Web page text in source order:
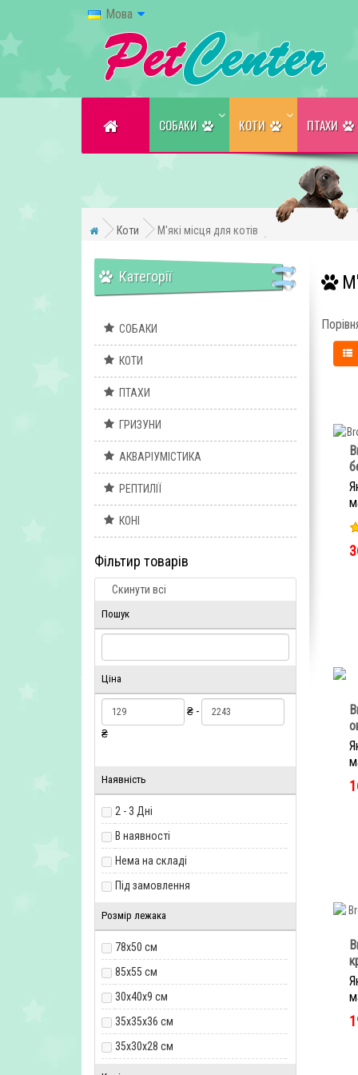
Мова
CОБАКИ КОТИ ПТАХИ
Коти М'які місця для котів
Категорії
CОБАКИ
КОТИ
ПТАХИ
ГРИЗУНИ
АКВАРІУМІСТИКА
РЕПТИЛІЇ
КОНІ
Фільтир товарів
Скинути всі
Пошук
Ціна
₴ -
₴
Наявність
2 - 3 Дні
В наявності
Нема на складі
Під замовлення
Розмір лежака
78х50 см
85х55 см
30x40x9 см
35x35x36 см
35х30х28 см
35х35х35 см